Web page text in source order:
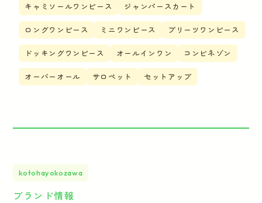
キャミソールワンピース ジャンパースカート
ロングワンピース ミニワンピース プリーツワンピース
ドッキングワンピース オールインワン コンビネゾン
オーバーオール サロペット セットアップ
kotohayokozawa
ブランド情報